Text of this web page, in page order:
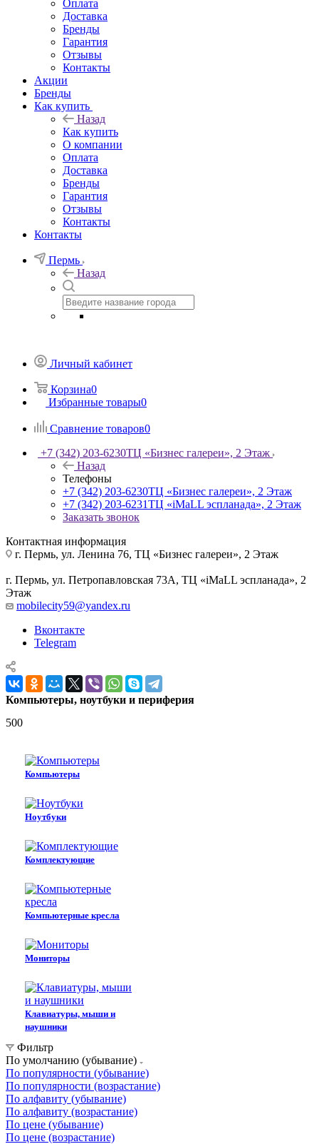
Оплата
Доставка
Бренды
Гарантия
Отзывы
Контакты
Акции
Бренды
Как купить
Назад
Как купить
О компании
Оплата
Доставка
Бренды
Гарантия
Отзывы
Контакты
Контакты
Пермь
Назад
Личный кабинет
Корзина0
Избранные товары0
Сравнение товаров0
+7 (342) 203-6230ТЦ «Бизнес галереи», 2 Этаж
Назад
Телефоны
+7 (342) 203-6230ТЦ «Бизнес галереи», 2 Этаж
+7 (342) 203-6231ТЦ «iMaLL эспланада», 2 Этаж
Заказать звонок
Контактная информация
г. Пермь, ул. Ленина 76, ТЦ «Бизнес галереи», 2 Этаж
г. Пермь, ул. Петропавловская 73А, ТЦ «iMaLL эспланада», 2
Этаж
mobilecity59@yandex.ru
Вконтакте
Telegram
Компьютеры, ноутбуки и периферия
500
Компьютеры
Ноутбуки
Комплектующие
Компьютерные кресла
Мониторы
Клавиатуры, мыши и
наушники
Фильтр
По умолчанию (убывание)
По популярности (убывание)
По популярности (возрастание)
По алфавиту (убывание)
По алфавиту (возрастание)
По цене (убывание)
По цене (возрастание)